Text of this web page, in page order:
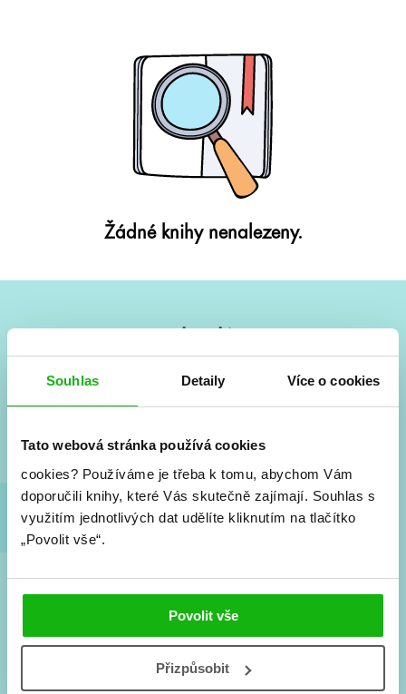
Souhlas Detaily Více o cookies
Tato webová stránka používá cookies
cookies? Používáme je třeba k tomu, abychom Vám
doporučili knihy, které Vás skutečně zajímají. Souhlas s
využitím jednotlivých dat udělíte kliknutím na tlačítko
„Povolit vše“.
Povolit vše
Přizpůsobit
Žádné knihy nenalezeny.
Vše kolem #youngadult každý měsíc rovnou do mailu!
a seriálové adaptace a další.
Souhlasím spodmínkami zpracování osobních údajů
Tvá e-mailová adresa je u nás v bezpečí. Přečti si